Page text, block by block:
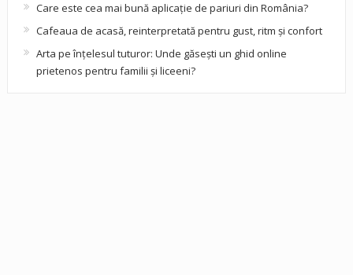
Care este cea mai bună aplicație de pariuri din România?
Cafeaua de acasă, reinterpretată pentru gust, ritm și confort
Arta pe înțelesul tuturor: Unde găsești un ghid online
prietenos pentru familii și liceeni?